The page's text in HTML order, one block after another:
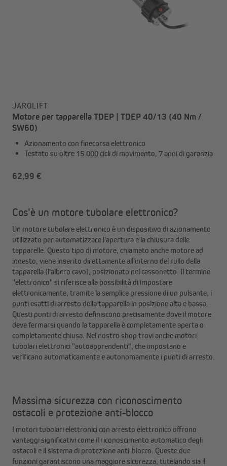
JAROLIFT
Motore per tapparella TDEP | TDEP 40/13 (40 Nm /
SW60)
Azionamento con finecorsa elettronico
Testato su oltre 15.000 cicli di movimento, 7 anni di garanzia
62,99 €
Cos'è un motore tubolare elettronico?
Un motore tubolare elettronico è un dispositivo di azionamento
utilizzato per automatizzare l'apertura e la chiusura delle
tapparelle. Questo tipo di motore, chiamato anche motore ad
innesto, viene inserito direttamente all'interno del rullo della
tapparella (l'albero cavo), posizionato nel cassonetto. Il termine
"elettronico" si riferisce alla possibilità di impostare
elettronicamente, tramite la semplice pressione di un pulsante, i
punti esatti di arresto della tapparella in posizione alta e bassa.
Questi punti di arresto definiscono precisamente dove il motore
deve fermarsi quando la tapparella è completamente aperta o
completamente chiusa. Nel nostro shop trovi anche motori
tubolari elettronici "autoapprendenti", che impostano e
verificano automaticamente e autonomamente i punti di arresto.
Massima sicurezza con riconoscimento
ostacoli e protezione anti-blocco
I motori tubolari elettronici con arresto elettronico offrono
vantaggi significativi come il riconoscimento automatico degli
ostacoli e il sistema di protezione anti-blocco. Queste due
funzioni garantiscono una maggiore sicurezza, tutelando sia il